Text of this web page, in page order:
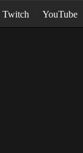
Twitch YouTube